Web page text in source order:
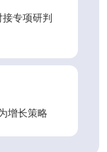
专项研判
增长策略